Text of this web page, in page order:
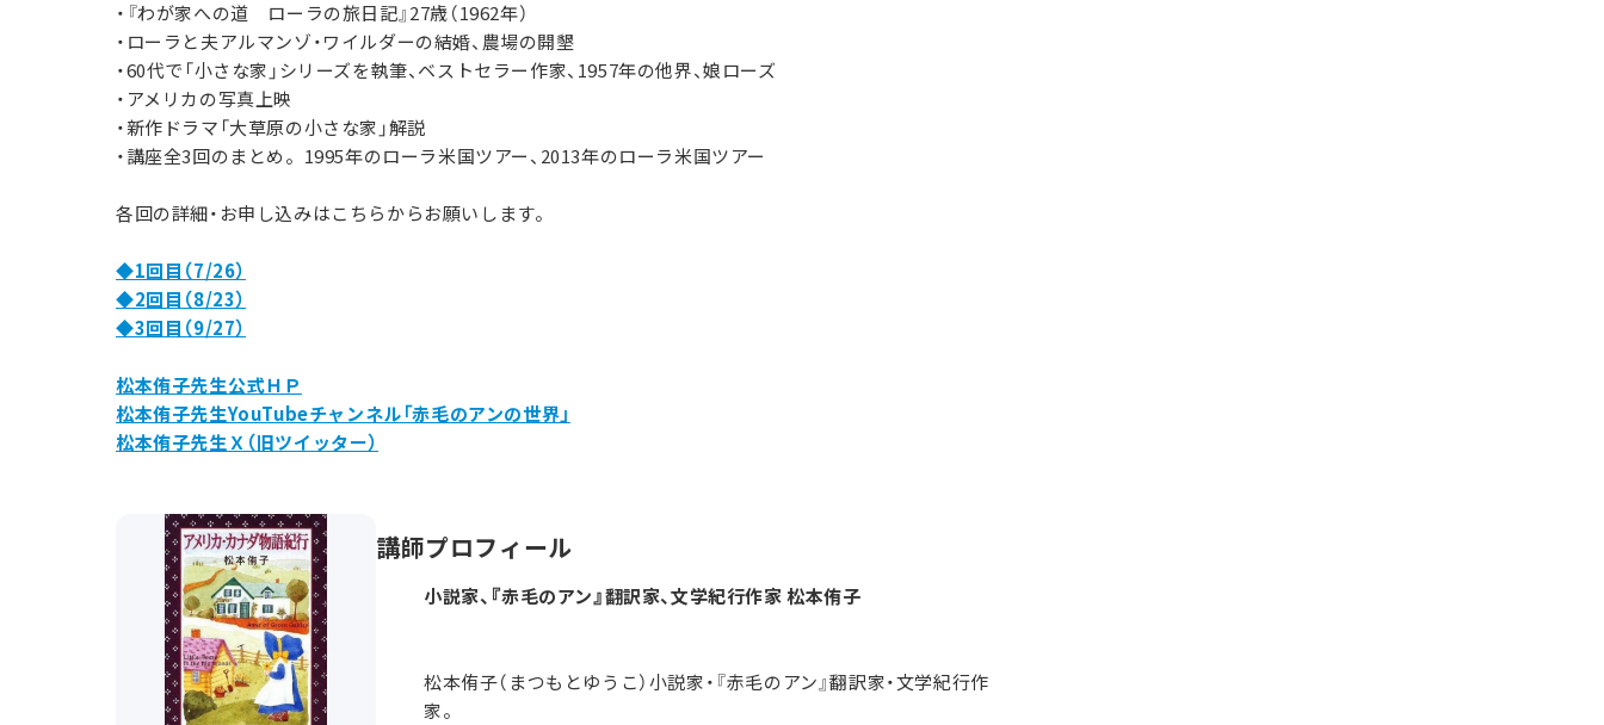
・『わが家への道 ローラの旅日記』27歳（1962年）
・ローラと夫アルマンゾ・ワイルダーの結婚、農場の開墾
・60代で「小さな家」シリーズを執筆、ベストセラー作家、1957年の他界、娘ローズ
・アメリカの写真上映
・新作ドラマ「大草原の小さな家」解説
・講座全3回のまとめ。1995年のローラ米国ツアー、2013年のローラ米国ツアー
各回の詳細・お申し込みはこちらからお願いします。
◆1回目（7/26）
◆2回目（8/23）
◆3回目（9/27）
松本侑子先生公式ＨＰ
松本侑子先生YouTubeチャンネル「赤毛のアンの世界」
松本侑子先生Ｘ（旧ツイッター）
講師プロフィール
小説家、『赤毛のアン』翻訳家、文学紀行作家 松本侑子
松本侑子（まつもとゆうこ）小説家・『赤毛のアン』翻訳家・文学紀行作
家。